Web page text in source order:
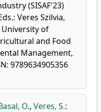
(SISAF'23)
Veres Szilvia,
of
and Food
Management,
9789634905356
O., Veres, S.: